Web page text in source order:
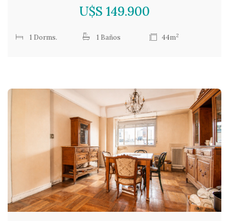
U$S 149.900
1 Dorms. 1 Baños 44m2